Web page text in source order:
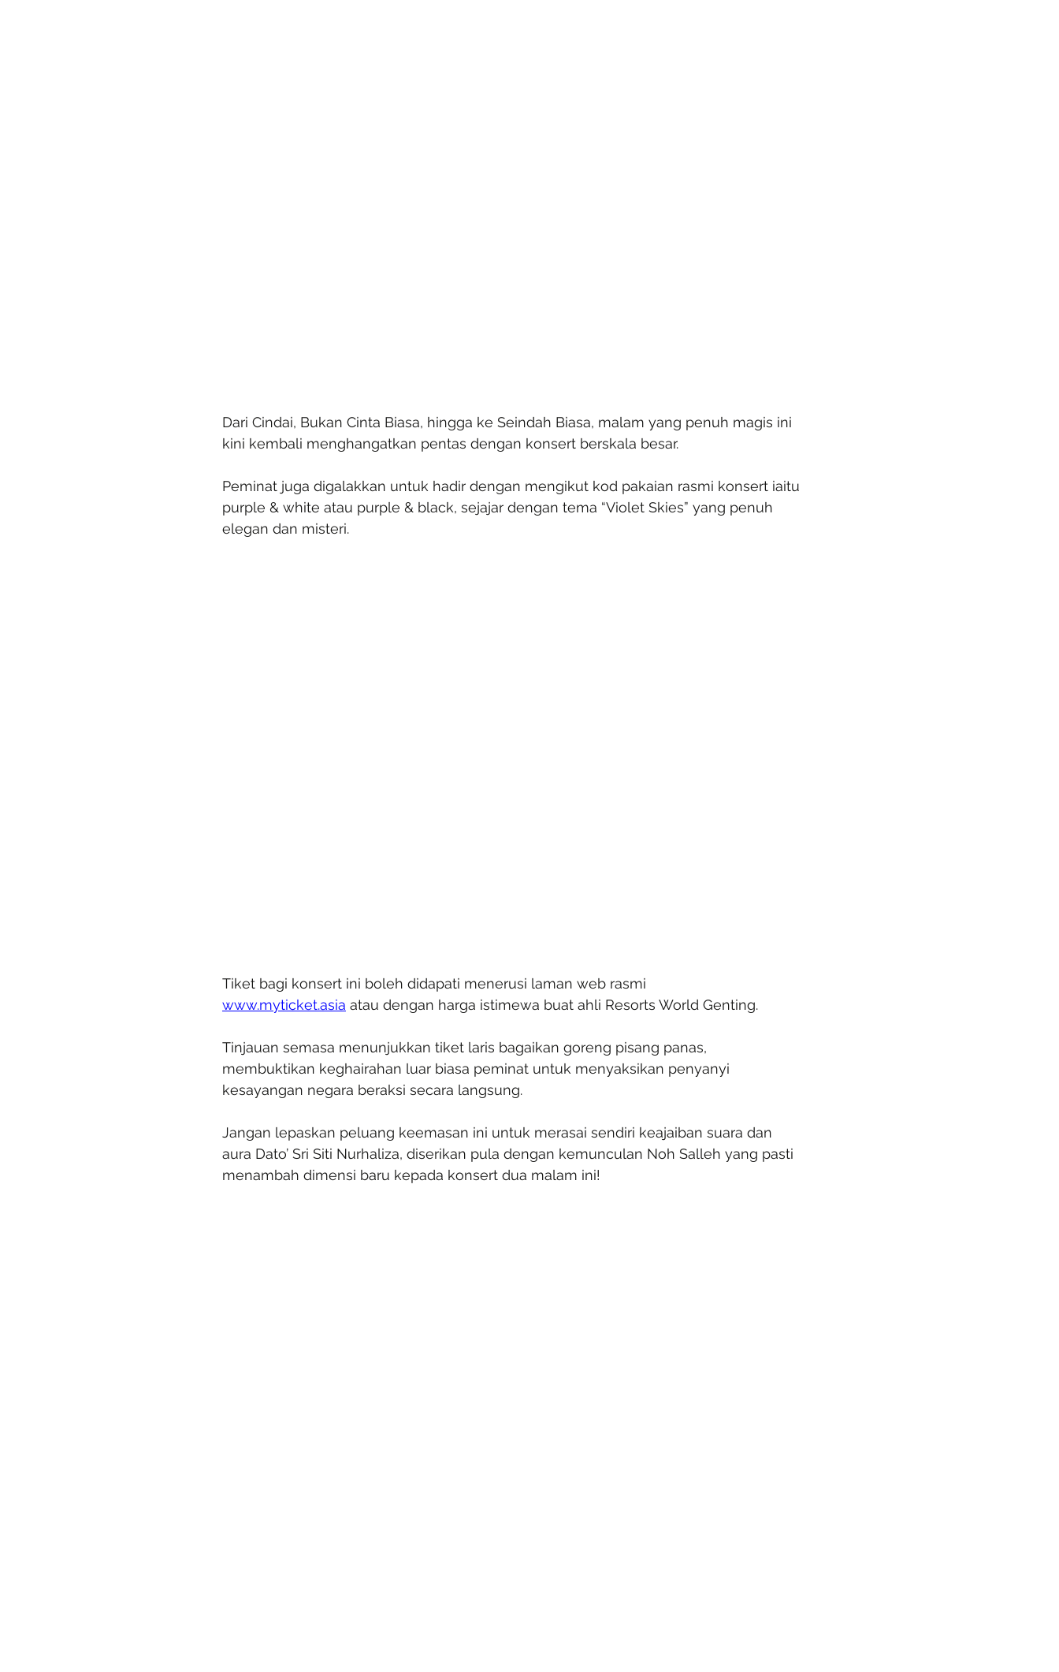
Dari Cindai, Bukan Cinta Biasa, hingga ke Seindah Biasa, malam yang penuh magis ini
kini kembali menghangatkan pentas dengan konsert berskala besar.
Peminat juga digalakkan untuk hadir dengan mengikut kod pakaian rasmi konsert iaitu
purple & white atau purple & black, sejajar dengan tema “Violet Skies” yang penuh
elegan dan misteri.
Tiket bagi konsert ini boleh didapati menerusi laman web rasmi
www.myticket.asia atau dengan harga istimewa buat ahli Resorts World Genting.
Tinjauan semasa menunjukkan tiket laris bagaikan goreng pisang panas,
membuktikan keghairahan luar biasa peminat untuk menyaksikan penyanyi
kesayangan negara beraksi secara langsung.
Jangan lepaskan peluang keemasan ini untuk merasai sendiri keajaiban suara dan
aura Dato’ Sri Siti Nurhaliza, diserikan pula dengan kemunculan Noh Salleh yang pasti
menambah dimensi baru kepada konsert dua malam ini!